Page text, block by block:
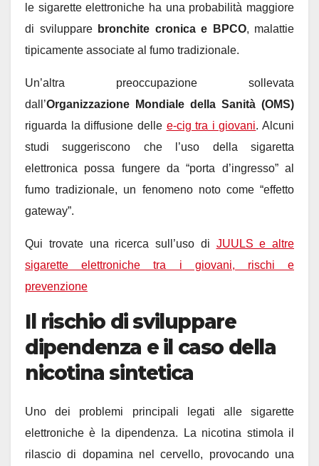
le sigarette elettroniche ha una probabilità maggiore
di sviluppare bronchite cronica e BPCO, malattie
tipicamente associate al fumo tradizionale.
Un’altra preoccupazione sollevata
dall’Organizzazione Mondiale della Sanità (OMS)
riguarda la diffusione delle e-cig tra i giovani. Alcuni
studi suggeriscono che l’uso della sigaretta
elettronica possa fungere da “porta d’ingresso” al
fumo tradizionale, un fenomeno noto come “effetto
gateway”.
Qui trovate una ricerca sull’uso di JUULS e altre
sigarette elettroniche tra i giovani, rischi e
prevenzione
Il rischio di sviluppare
dipendenza e il caso della
nicotina sintetica
Uno dei problemi principali legati alle sigarette
elettroniche è la dipendenza. La nicotina stimola il
rilascio di dopamina nel cervello, provocando una